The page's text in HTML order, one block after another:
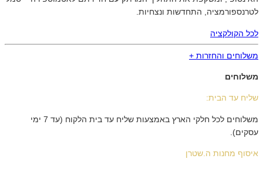
לטרנספורמציה, התחדשות ונצחיות.
לכל הקולקציה
משלוחים והחזרות +
משלוחים
שליח עד הבית:
משלוחים לכל חלקי הארץ באמצעות שליח עד בית הלקוח (עד 7 ימי
עסקים).
איסוף מחנות ה.שטרן